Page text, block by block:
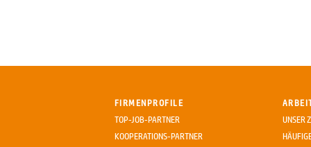
FIRMENPROFILE
TOP-JOB-PARTNER
KOOPERATIONS-PARTNER
UNSER